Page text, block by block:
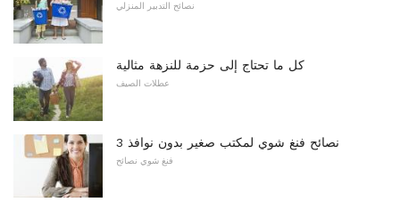
نصائح التدبير المنزلي
كل ما تحتاج إلى حزمة للنزهة مثالية
عطلات الصيف
3 نصائح فنغ شوي لمكتب صغير بدون نوافذ
فنغ شوي نصائح